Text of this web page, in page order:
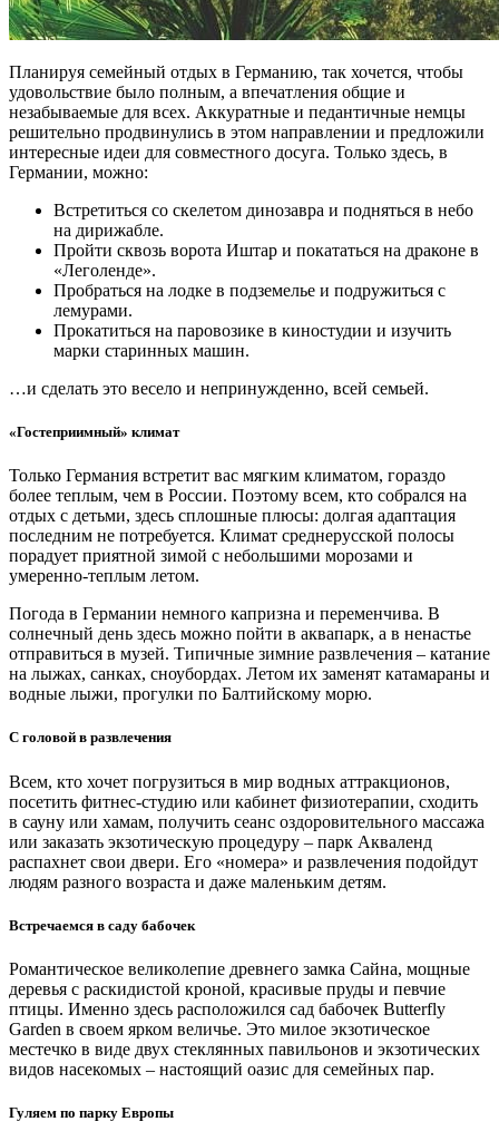
Планируя семейный отдых в Германию, так хочется, чтобы
удовольствие было полным, а впечатления общие и
незабываемые для всех. Аккуратные и педантичные немцы
решительно продвинулись в этом направлении и предложили
интересные идеи для совместного досуга. Только здесь, в
Германии, можно:
Встретиться со скелетом динозавра и подняться в небо
на дирижабле.
Пройти сквозь ворота Иштар и покататься на драконе в
«Леголенде».
Пробраться на лодке в подземелье и подружиться с
лемурами.
Прокатиться на паровозике в киностудии и изучить
марки старинных машин.
…и сделать это весело и непринужденно, всей семьей.
«Гостеприимный» климат
Только Германия встретит вас мягким климатом, гораздо
более теплым, чем в России. Поэтому всем, кто собрался на
отдых с детьми, здесь сплошные плюсы: долгая адаптация
последним не потребуется. Климат среднерусской полосы
порадует приятной зимой с небольшими морозами и
умеренно-теплым летом.
Погода в Германии немного капризна и переменчива. В
солнечный день здесь можно пойти в аквапарк, а в ненастье
отправиться в музей. Типичные зимние развлечения – катание
на лыжах, санках, сноубордах. Летом их заменят катамараны и
водные лыжи, прогулки по Балтийскому морю.
С головой в развлечения
Всем, кто хочет погрузиться в мир водных аттракционов,
посетить фитнес-студию или кабинет физиотерапии, сходить
в сауну или хамам, получить сеанс оздоровительного массажа
или заказать экзотическую процедуру – парк Акваленд
распахнет свои двери. Его «номера» и развлечения подойдут
людям разного возраста и даже маленьким детям.
Встречаемся в саду бабочек
Романтическое великолепие древнего замка Сайна, мощные
деревья с раскидистой кроной, красивые пруды и певчие
птицы. Именно здесь расположился сад бабочек Butterfly
Garden в своем ярком величье. Это милое экзотическое
местечко в виде двух стеклянных павильонов и экзотических
видов насекомых – настоящий оазис для семейных пар.
Гуляем по парку Европы